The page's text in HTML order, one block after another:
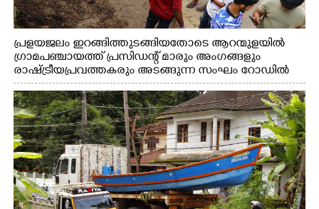
പ്രളയജലം ഇറങ്ങിത്തുടങ്ങിയതോടെ ആറന്മുളയിൽ
ഗ്രാമപഞ്ചായത്ത് പ്രസിഡന്റ് മാരും അംഗങ്ങളും
രാഷ്ട്രീയപ്രവത്തകരും അടങ്ങുന്ന സംഘം റോഡിൽ
അടിഞ്ഞ് കൂടിയ ചെളിയും മണ്ണും മറ്റ് മാലിന്യങ്ങളും
നീക്കം ചെയ്യുന്നു.